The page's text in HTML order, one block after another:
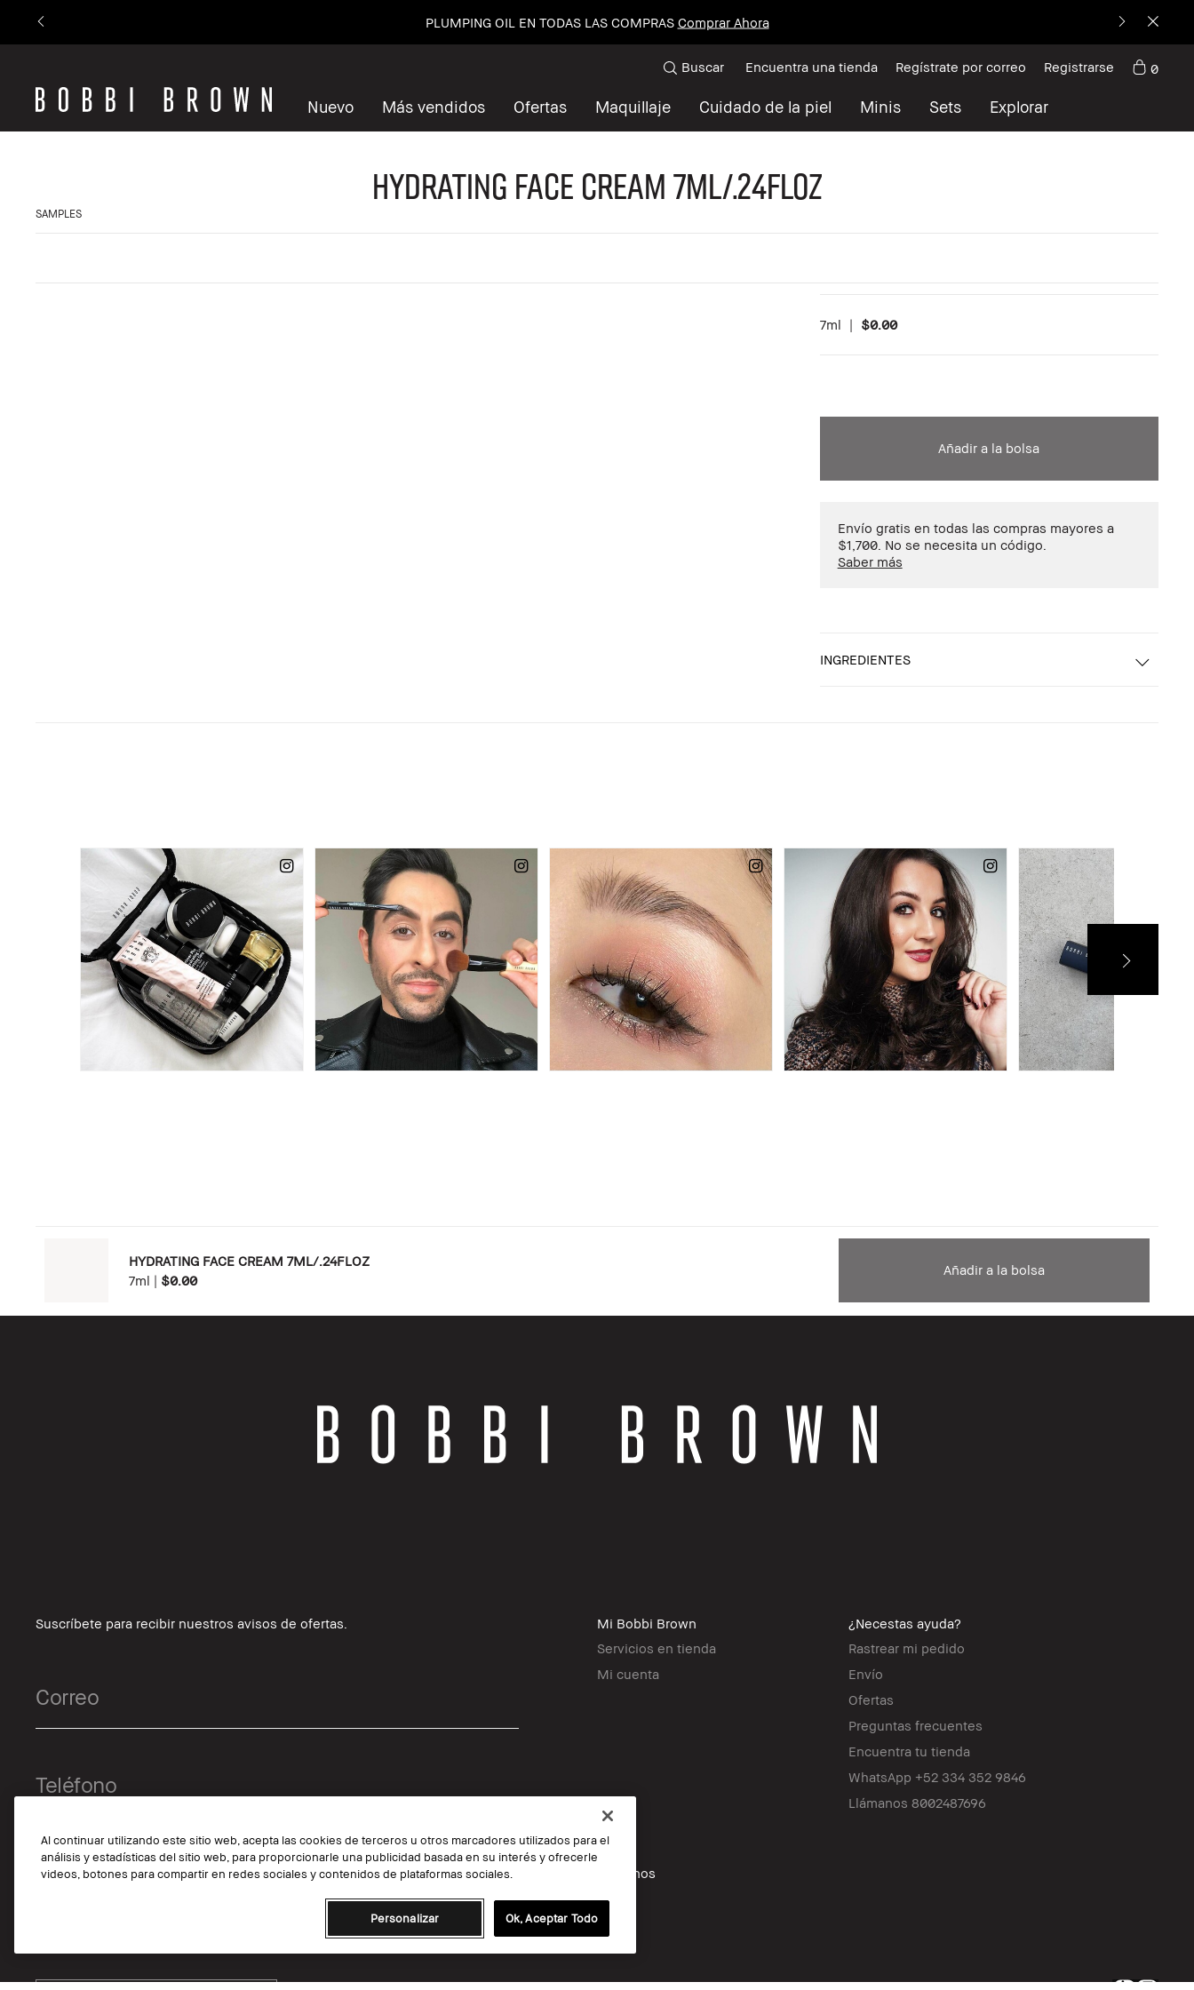
+ BOBBI´S ESSENTIAL SET En compras de $1,800Comprar Ahora
Nuevo Más vendidos Ofertas Maquillaje Cuidado de la piel Minis Sets Explorar
Buscar Encuentra una tienda Regístrate por correo Registrarse 0
HYDRATING FACE CREAM 7ML/.24FLOZ
SAMPLES
7ml | $0.00
Añadir a la bolsa
Envío gratis en todas las compras mayores a
$1,700. No se necesita un código.
Saber más
INGREDIENTES
HYDRATING FACE CREAM 7ML/.24FLOZ
7ml | $0.00
Añadir a la bolsa
Suscríbete para recibir nuestros avisos de ofertas.
Mi Bobbi Brown
Servicios en tienda
Mi cuenta
¿Necestas ayuda?
Rastrear mi pedido
Envío
Ofertas
Preguntas frecuentes
Encuentra tu tienda
WhatsApp +52 334 352 9846
Llámanos 8002487696
Síguenos
© Bobbi Brown Professional Cosmetics, Inc. Reservados todos los derechos en todo el
Al continuar utilizando este sitio web, acepta las cookies de terceros u otros marcadores utilizados para el
análisis y estadísticas del sitio web, para proporcionarle una publicidad basada en su interés y ofrecerle
videos, botones para compartir en redes sociales y contenidos de plataformas sociales.
Personalizar Ok, Aceptar Todo